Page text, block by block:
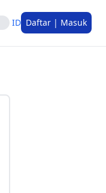
ID Daftar | Masuk